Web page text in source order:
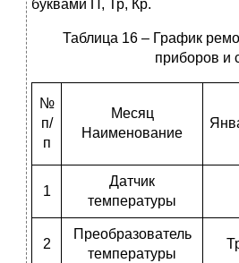
буквами П, Тр, Кр.
Таблица 16 – График
приборов и
№
п/
п
Месяц
Наименование
1
Датчик
температуры
2
Преобразователь
температуры